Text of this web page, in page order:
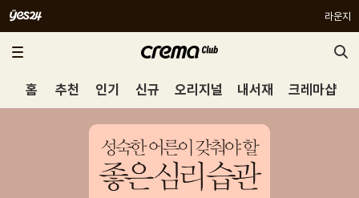
라운지
홈 추천 인기 신규 오리지널 내서재 크레마샵